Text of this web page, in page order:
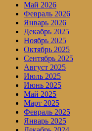
Май 2026
Февраль 2026
Январь 2026
Декабрь 2025
Ноябрь 2025
Октябрь 2025
Сентябрь 2025
Август 2025
Июль 2025
Июнь 2025
Май 2025
Март 2025
Февраль 2025
Январь 2025